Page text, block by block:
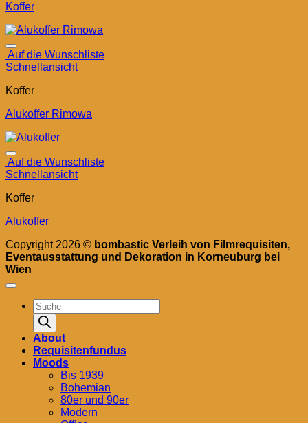
Koffer
Auf die Wunschliste
Schnellansicht
Koffer
Alukoffer Rimowa
Auf die Wunschliste
Schnellansicht
Koffer
Alukoffer
Copyright 2026 © bombastic Verleih von Filmrequisiten,
Eventausstattung und Dekoration in Korneuburg bei
Wien
Products
search
About
Requisitenfundus
Moods
Bis 1939
Bohemian
80er und 90er
Modern